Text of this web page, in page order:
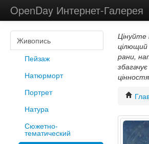
OpenDay Интернет-Галерея
Живопись
Пейзаж
Натюрморт
Портрет
Натура
Сюжетно-
тематический
цілющий
рани,